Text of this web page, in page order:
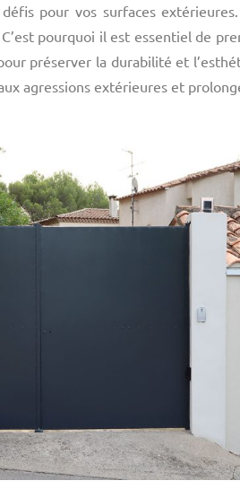
pour vos surfaces
pourquoi il est essentiel de
préserver la durabilité et
agressions extérieures et